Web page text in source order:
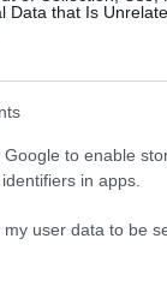
Data that Is
Google to enable
in apps.
my user data to be